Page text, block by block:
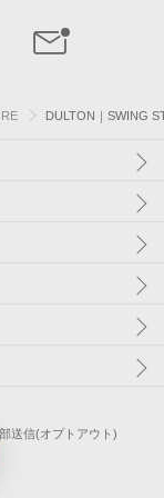
DULTON｜SWING
送信(オプトアウト)